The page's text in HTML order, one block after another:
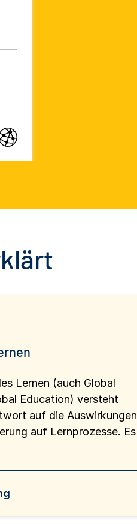
Lernen (auch Global
Education) versteht
auf die Auswirkungen
auf Lernprozesse. Es